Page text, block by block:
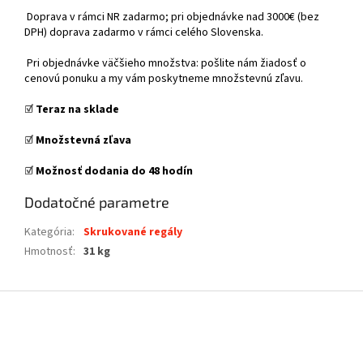
Doprava v rámci NR zadarmo; pri objednávke nad 3000€ (bez
DPH) doprava zadarmo v rámci celého Slovenska.
Pri objednávke väčšieho množstva: pošlite nám žiadosť o
cenovú ponuku a my vám poskytneme množstevnú zľavu.
☑️ Teraz na sklade
☑️ Množstevná zľava
☑️ Možnosť dodania do 48 hodín
Dodatočné parametre
Kategória: Skrukované regály
Hmotnosť: 31 kg